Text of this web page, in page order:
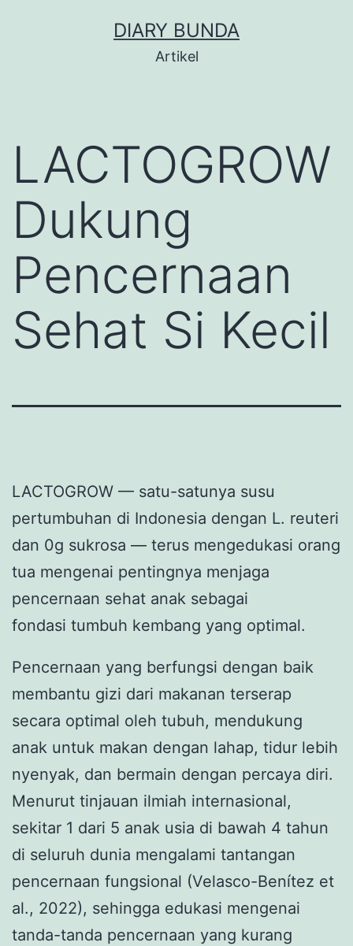
DIARY BUNDA
Artikel
LACTOGROW
Dukung
Pencernaan
Sehat Si Kecil
LACTOGROW — satu-satunya susu
pertumbuhan di Indonesia dengan L. reuteri
dan 0g sukrosa — terus mengedukasi orang
tua mengenai pentingnya menjaga
pencernaan sehat anak sebagai
fondasi tumbuh kembang yang optimal.
Pencernaan yang berfungsi dengan baik
membantu gizi dari makanan terserap
secara optimal oleh tubuh, mendukung
anak untuk makan dengan lahap, tidur lebih
nyenyak, dan bermain dengan percaya diri.
Menurut tinjauan ilmiah internasional,
sekitar 1 dari 5 anak usia di bawah 4 tahun
di seluruh dunia mengalami tantangan
pencernaan fungsional (Velasco-Benítez et
al., 2022), sehingga edukasi mengenai
tanda-tanda pencernaan yang kurang